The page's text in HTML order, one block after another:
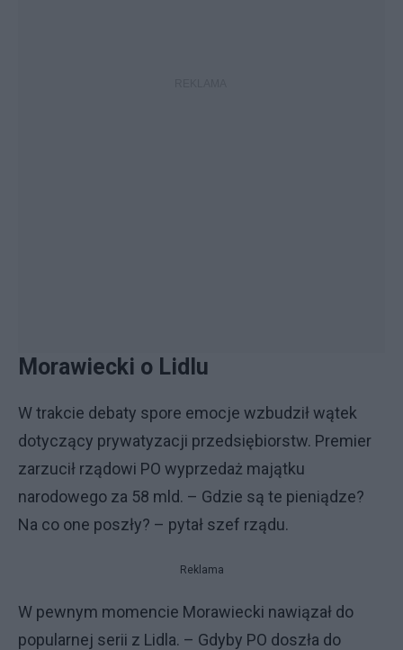
Morawiecki o Lidlu
W trakcie debaty spore emocje wzbudził wątek
dotyczący prywatyzacji przedsiębiorstw. Premier
zarzucił rządowi PO wyprzedaż majątku
narodowego za 58 mld. – Gdzie są te pieniądze?
Na co one poszły? – pytał szef rządu.
Reklama
W pewnym momencie Morawiecki nawiązał do
popularnej serii z Lidla. – Gdyby PO doszła do